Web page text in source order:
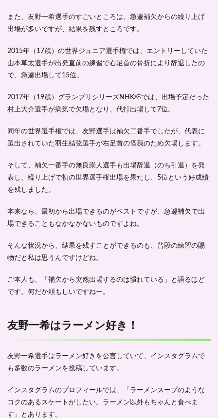
また、友野一希選手のすごいところは、急遽補欠からの繰り上げ
出場が多いですが、結果を残すところです。
2015年（17歳）の世界ジュニア選手権では、エントリーしていた
山本草太選手が出発直前の練習で右足首の骨折により辞退したの
で、急遽出場して15位。
2017年（19歳）グランプリシリーズNHK杯では、出場予定だった
村上大介選手が病気で欠場となり、代打出場して7位。
同年の世界選手権では、友野選手は補欠二番手でしたが、代表に
選出されていた羽生結弦選手が右足首の怪我のため欠場します。
そして、補欠一番手の無良崇人選手も出場辞退（のち引退）を発
表し、繰り上げで初の世界選手権出場を果たし、 5位という好成績
を残しました。
本来なら、最初から出場できるのがベストですが、急遽補欠で出
場できることもなかなかないものですよね。
そんな状況から、結果を残すことができるのも、普段の練習の賜
物だと私は思うんですけどね。
ご本人も、「補欠から突然出場するのは慣れている」と語るほど
です。何だか頼もしいですねー。
友野一希はラーメン好き！
友野一希選手はラーメン好きを公言 していて、インスタグラムで
も多数のラーメンを投稿しています。
インスタグラムのプロフィールでは、「ラーメンスープのような
コクのあるスケートがしたい。ラーメン以外もちゃんと食べま
す」とあります。